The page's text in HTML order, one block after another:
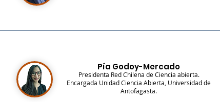
Pía Godoy-Mercado
Presidenta Red Chilena de Ciencia abierta.
Encargada Unidad Ciencia Abierta, Universidad de
Antofagasta.